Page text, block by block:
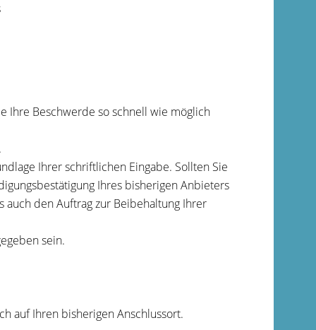
Ihre Beschwerde so schnell wie möglich
Ihrer schriftlichen Eingabe. Sollten Sie
Ihres bisherigen Anbieters
den Auftrag zur Beibehaltung Ihrer
sein.
auf Ihren bisherigen Anschlussort.